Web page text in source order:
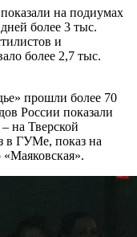
на подиумах
более 3 тыс.
и
более 2,7 тыс.
прошли более 70
России показали
на Тверской
в ГУМе, показ на